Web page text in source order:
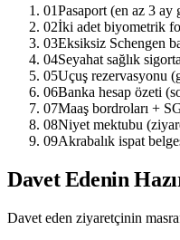
01Pasaport (en az 3 ay
02İki adet biyometrik
03Eksiksiz Schengen
04Seyahat sağlık
05Uçuş rezervasyonu
06Banka hesap özeti
07Maaş bordroları +
08Niyet mektubu
09Akrabalık ispat
Davet Edenin
Davet eden ziyaretçinin